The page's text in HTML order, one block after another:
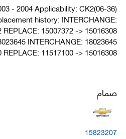
- 2004 Applicability: CK2(06-36)
history: INTERCHANGE:
15007372 -> 15016308
INTERCHANGE: 18023645
11517100 -> 15016308
صمام
15823207